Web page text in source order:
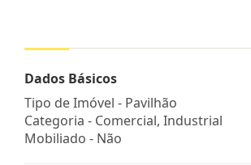
Dados Básicos
Tipo de Imóvel - Pavilhão
Categoria - Comercial, Industrial
Mobiliado - Não